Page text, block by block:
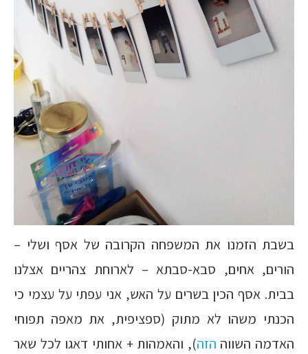
בשבת הזמנו את המשפחה הקרובה של אסף ושלי –
הורים, אחים, סבא-סבתא – לארוחת צהריים אצלנו
בבית. אסף הכין בשרים על האש, אני עפתי על עצמי כי
הכנתי משהו לא מתוק (ספציפית, את מאפה תפוחי
האדמה השווה הזה), והאמהות + אחותי דאגו לכל שאר